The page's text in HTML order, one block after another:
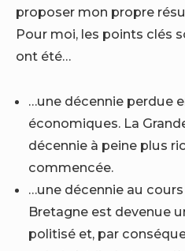
proposer mon propre
Pour moi, les points clés
ont été…
…une décennie perdue
économiques. La
décennie à peine plus
commencée.
…une décennie au
Bretagne est devenue
politisé et, par